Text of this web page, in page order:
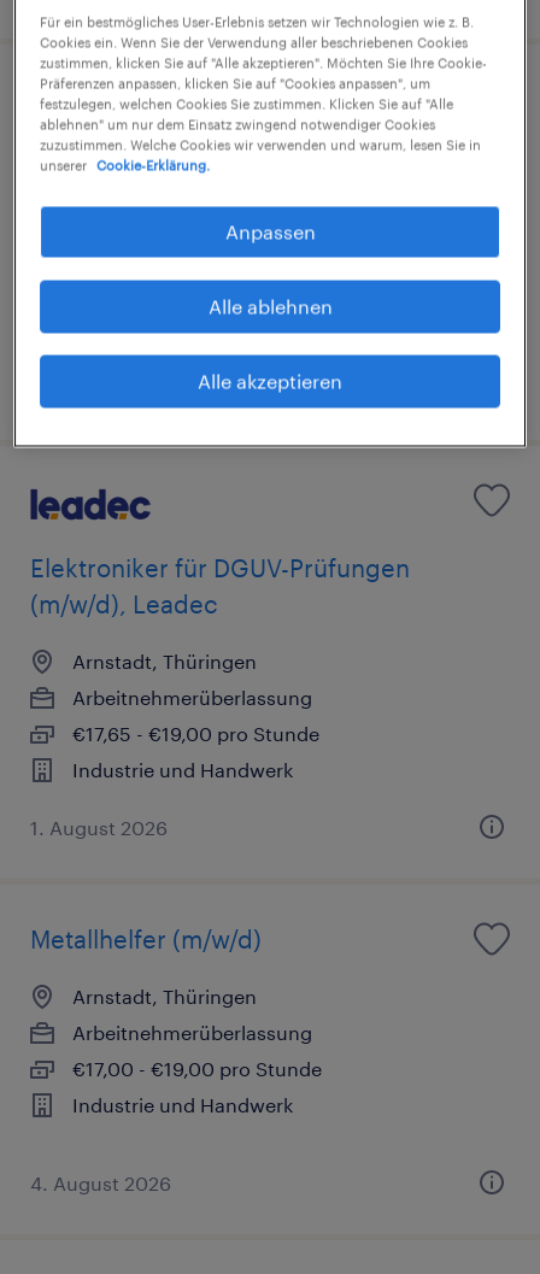
Lagerfachkraft (m/w/d)
Arnstadt, Thüringen
Arbeitnehmerüberlassung
€15,69 - €16,00 pro Stunde
Industrie und Handwerk
Elektroniker für DGUV-Prüfungen
(m/w/d), Leadec
Arnstadt, Thüringen
Arbeitnehmerüberlassung
€17,65 - €19,00 pro Stunde
Industrie und Handwerk
1. August 2026
Metallhelfer (m/w/d)
Arnstadt, Thüringen
Arbeitnehmerüberlassung
€17,00 - €19,00 pro Stunde
Industrie und Handwerk
4. August 2026
Für ein bestmögliches User-Erlebnis setzen wir Technologien wie z. B.
Cookies ein. Wenn Sie der Verwendung aller beschriebenen Cookies
zustimmen, klicken Sie auf "Alle akzeptieren". Möchten Sie Ihre Cookie-
Präferenzen anpassen, klicken Sie auf "Cookies anpassen", um
festzulegen, welchen Cookies Sie zustimmen. Klicken Sie auf "Alle
ablehnen" um nur dem Einsatz zwingend notwendiger Cookies
zuzustimmen. Welche Cookies wir verwenden und warum, lesen Sie in
unserer
Cookie-Erklärung.
Anpassen
Alle ablehnen
Alle akzeptieren